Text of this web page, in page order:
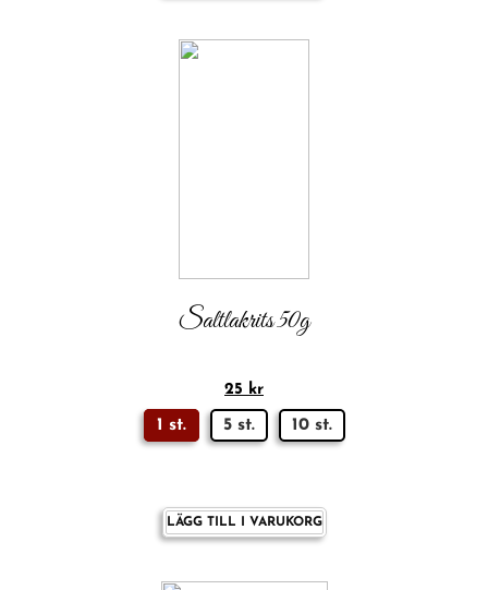
Saltlakrits 50g
25 kr
1 st. 5 st. 10 st.
LÄGG TILL I VARUKORG